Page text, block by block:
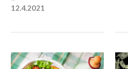
12.4.2021